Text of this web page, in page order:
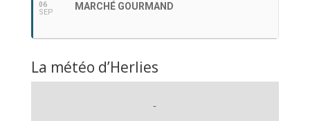
06
SEP
MARCHÉ GOURMAND
La météo d’Herlies
-